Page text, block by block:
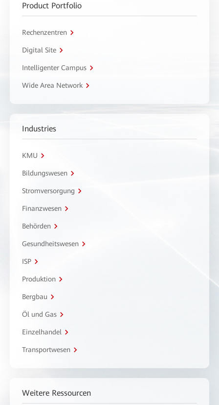
Product Portfolio
Rechenzentren
Digital Site
Intelligenter Campus
Wide Area Network
Industries
KMU
Bildungswesen
Stromversorgung
Finanzwesen
Behörden
Gesundheitswesen
ISP
Produktion
Bergbau
Öl und Gas
Einzelhandel
Transportwesen
Weitere Ressourcen